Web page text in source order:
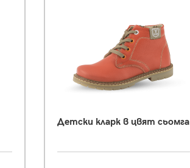
Детски кларк в цвят сьомга